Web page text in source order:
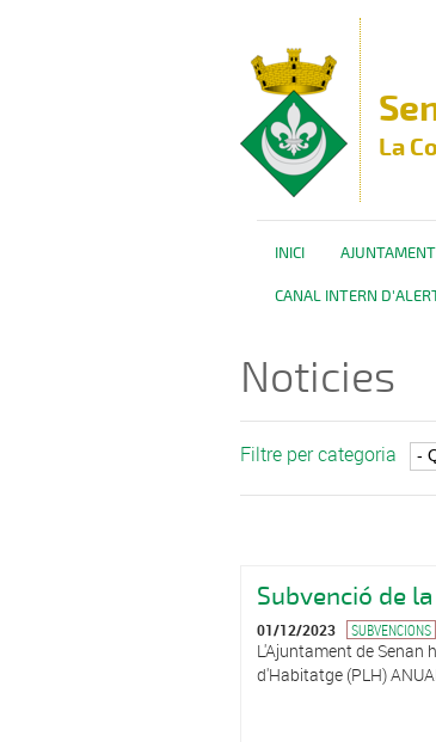
La
INICI AJUNTAMENT
CANAL INTERN
Noticies
Filtre per categoria
Subvenció de
01/12/2023 SUBVENCIONS
L'Ajuntament de Senan
d'Habitatge (PLH)